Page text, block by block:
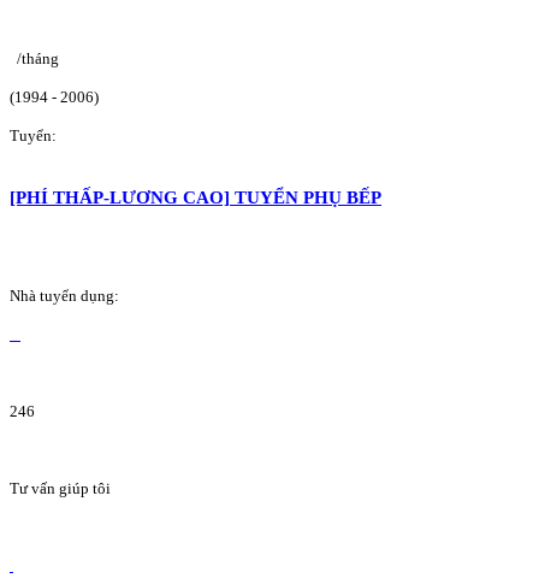
/tháng
(1994 - 2006)
Tuyển:
[PHÍ THẤP-LƯƠNG CAO] TUYỂN PHỤ BẾP
Nhà tuyển dụng:
246
Tư vấn giúp tôi